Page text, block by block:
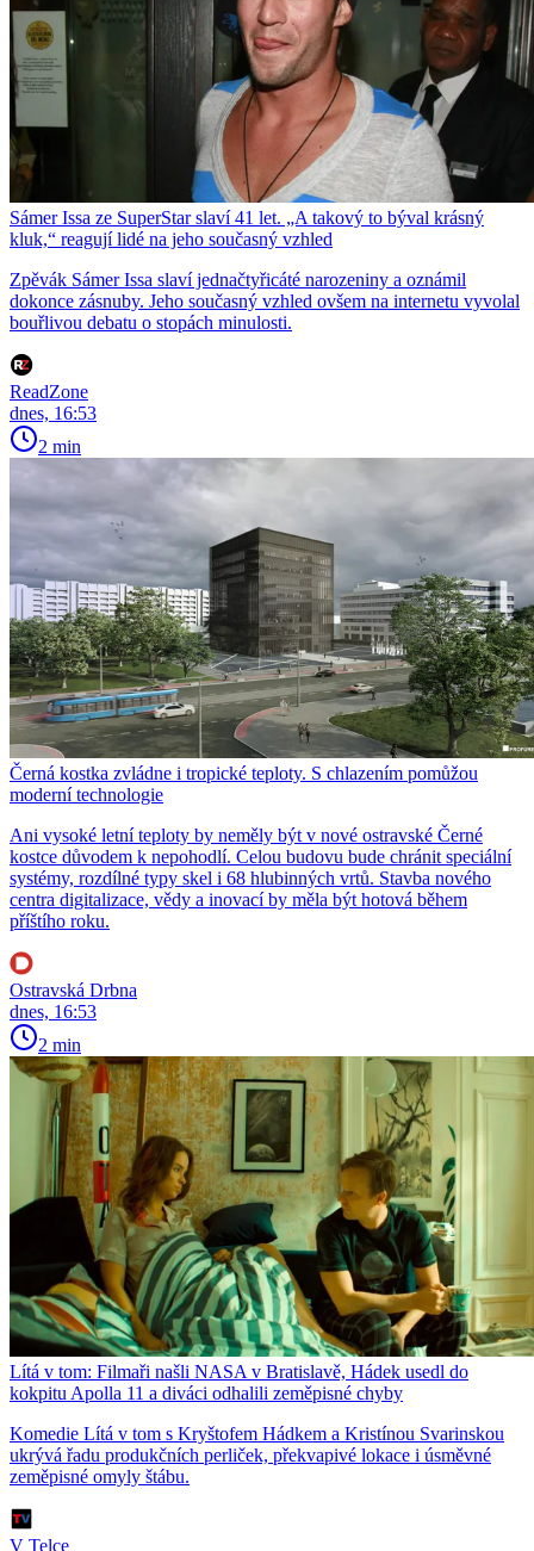
Sámer Issa ze SuperStar slaví 41 let. „A takový to býval krásný
kluk,“ reagují lidé na jeho současný vzhled
Zpěvák Sámer Issa slaví jednačtyřicáté narozeniny a oznámil
dokonce zásnuby. Jeho současný vzhled ovšem na internetu vyvolal
bouřlivou debatu o stopách minulosti.
ReadZone
dnes, 16:53
2 min
Černá kostka zvládne i tropické teploty. S chlazením pomůžou
moderní technologie
Ani vysoké letní teploty by neměly být v nové ostravské Černé
kostce důvodem k nepohodlí. Celou budovu bude chránit speciální
systémy, rozdílné typy skel i 68 hlubinných vrtů. Stavba nového
centra digitalizace, vědy a inovací by měla být hotová během
příštího roku.
Ostravská Drbna
dnes, 16:53
2 min
Lítá v tom: Filmaři našli NASA v Bratislavě, Hádek usedl do
kokpitu Apolla 11 a diváci odhalili zeměpisné chyby
Komedie Lítá v tom s Kryštofem Hádkem a Kristínou Svarinskou
ukrývá řadu produkčních perliček, překvapivé lokace i úsměvné
zeměpisné omyly štábu.
V Telce